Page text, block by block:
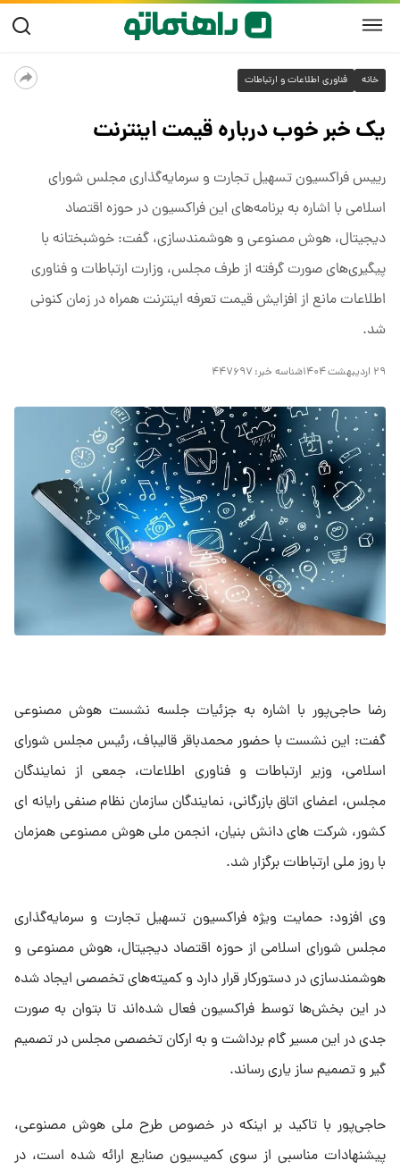
خانه فناوری اطلاعات و ارتباطات
یک خبر خوب درباره قیمت اینترنت
رییس فراکسیون تسهیل تجارت و سرمایه‌گذاری مجلس شورای
اسلامی با اشاره به برنامه‌های این فراکسیون در حوزه اقتصاد
دیجیتال، هوش مصنوعی و هوشمندسازی، گفت: خوشبختانه با
پیگیری‌های صورت گرفته از طرف مجلس، وزارت ارتباطات و فناوری
اطلاعات مانع از افزایش قیمت تعرفه اینترنت همراه در زمان کنونی
شد.
۲۹ اردیبهشت ۱۴۰۴ شناسه خبر: ۴۴۷۶۹۷
رضا حاجی‌پور با اشاره به جزئیات جلسه نشست هوش مصنوعی
گفت: این نشست با حضور محمدباقر قالیباف، رئیس مجلس شورای
اسلامی، وزیر ارتباطات و فناوری اطلاعات، جمعی از نمایندگان
مجلس، اعضای اتاق بازرگانی، نمایندگان سازمان نظام صنفی رایانه ای
کشور، شرکت های دانش بنیان، انجمن ملی هوش مصنوعی همزمان
با روز ملی ارتباطات برگزار شد.
وی افزود: حمایت ویژه فراکسیون تسهیل تجارت و سرمایه‌گذاری
مجلس شورای اسلامی از حوزه اقتصاد دیجیتال، هوش مصنوعی و
هوشمندسازی در دستورکار قرار دارد و کمیته‌های تخصصی ایجاد شده
در این بخش‌ها توسط فراکسیون فعال شده‌اند تا بتوان به صورت
جدی در این مسیر گام برداشت و به ارکان تخصصی مجلس در تصمیم
گیر و تصمیم ساز یاری رساند.
حاجی‌پور با تاکید بر اینکه در خصوص طرح ملی هوش مصنوعی،
پیشنهادات مناسبی از سوی کمیسیون صنایع ارائه شده است، در